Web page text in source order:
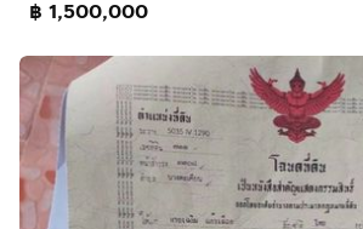
฿ 1,500,000